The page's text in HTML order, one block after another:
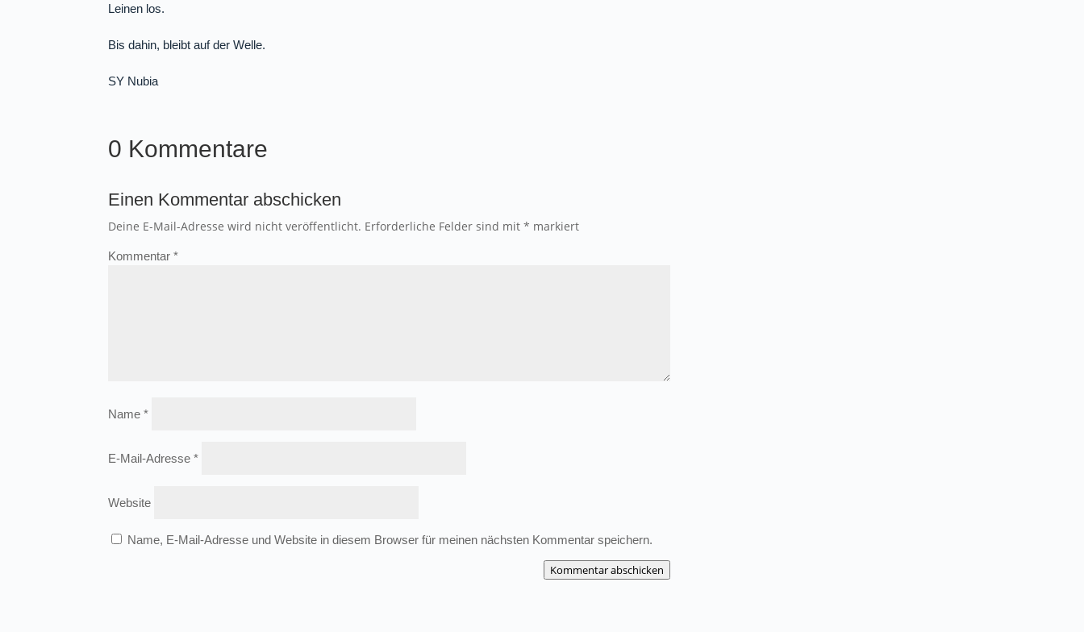
Leinen los.
Bis dahin, bleibt auf der Welle.
SY Nubia
0 Kommentare
Einen Kommentar abschicken
Deine E-Mail-Adresse wird nicht veröffentlicht. Erforderliche Felder sind mit* markiert
Kommentar*
Name*
E-Mail-Adresse*
Website
Name, E-Mail-Adresse und Website in diesem Browser für meinen nächsten Kommentar speichern.
Kommentar abschicken